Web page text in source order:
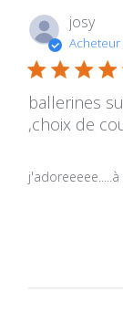
josy
Acheteur
ballerines
,choix de